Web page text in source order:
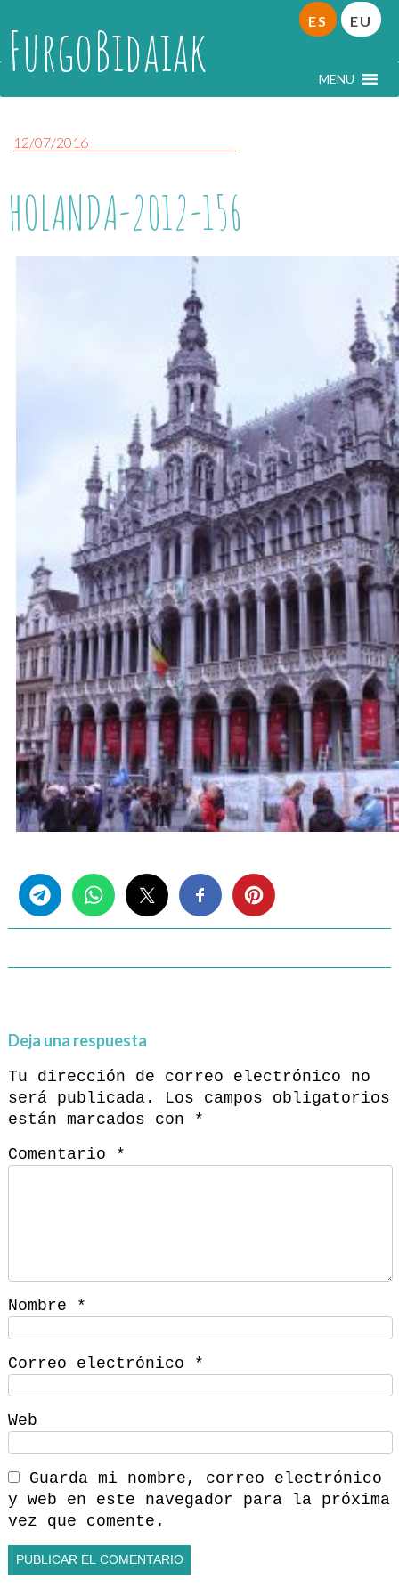
FurgoBidaiak MENU
ES EU
12/07/2016
HOLANDA-2012-156
Deja una respuesta
Tu dirección de correo electrónico no
será publicada.
Los campos obligatorios
están marcados con
*
Comentario
*
Nombre *
Correo electrónico *
Web
Guarda mi nombre, correo electrónico
y web en este navegador para la próxima
vez que comente.